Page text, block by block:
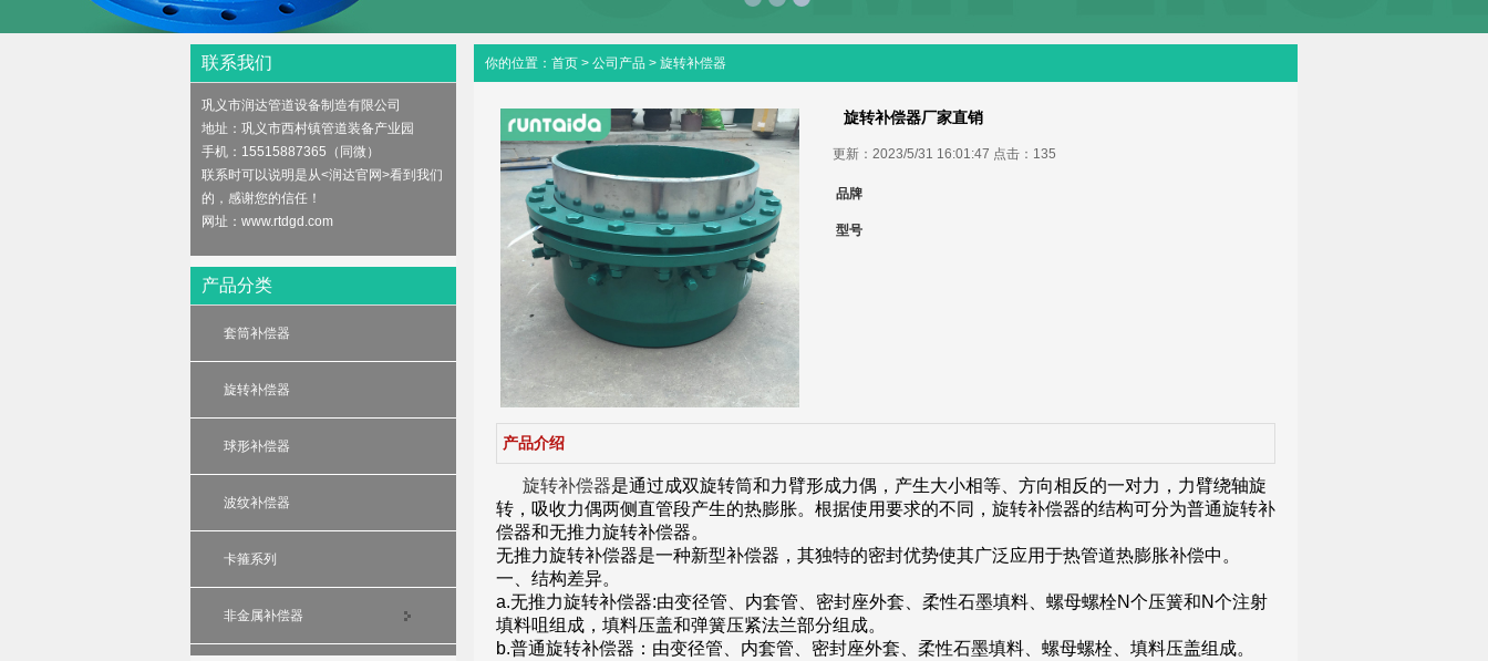
联系我们
巩义市润达管道设备制造有限公司
地址：巩义市西村镇管道装备产业园
手机：15515887365（同微）
联系时可以说明是从<润达官网>看到我们
的，感谢您的信任！
网址： www.rtdgd.com
产品分类
套筒补偿器
旋转补偿器
球形补偿器
波纹补偿器
卡箍系列
非金属补偿器
你的位置： 首页 > 公司产品 > 旋转补偿器
旋转补偿器厂家直销
更新：2023/5/31 16:01:47 点击： 135
品牌
型号
产品介绍
旋转补偿器是通过成双旋转筒和力臂形成力偶，产生大小相等、方向相反的一对力，力臂绕轴旋
转，吸收力偶两侧直管段产生的热膨胀。根据使用要求的不同，旋转补偿器的结构可分为普通旋转补
偿器和无推力旋转补偿器。
无推力旋转补偿器是一种新型补偿器，其独特的密封优势使其广泛应用于热管道热膨胀补偿中。
一、结构差异。
a.无推力旋转补偿器:由变径管、内套管、密封座外套、柔性石墨填料、螺母螺栓N个压簧和N个注射
填料咀组成，填料压盖和弹簧压紧法兰部分组成。
b.普通旋转补偿器：由变径管、内套管、密封座外套、柔性石墨填料、螺母螺栓、填料压盖组成。